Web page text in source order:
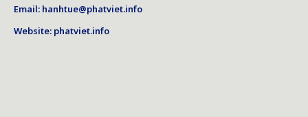
Email: hanhtue@phatviet.info
Website: phatviet.info